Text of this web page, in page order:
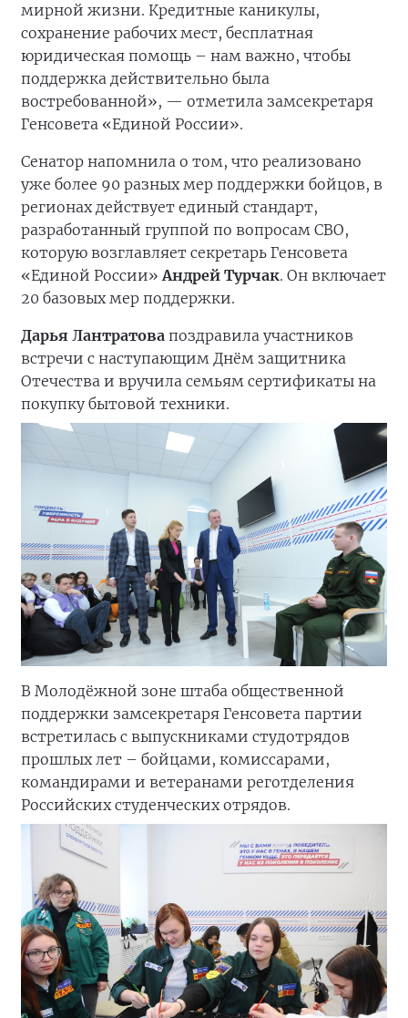
мирной жизни. Кредитные каникулы,
сохранение рабочих мест, бесплатная
юридическая помощь – нам важно, чтобы
поддержка действительно была
востребованной», — отметила замсекретаря
Генсовета «Единой России».
Сенатор напомнила о том, что реализовано
уже более 90 разных мер поддержки бойцов, в
регионах действует единый стандарт,
разработанный группой по вопросам СВО,
которую возглавляет секретарь Генсовета
«Единой России»Андрей Турчак. Он включает
20 базовых мер поддержки.
Дарья Лантратова поздравила участников
встречи с наступающим Днём защитника
Отечества и вручила семьям сертификаты на
покупку бытовой техники.
В Молодёжной зоне штаба общественной
поддержки замсекретаря Генсовета партии
встретилась с выпускниками студотрядов
прошлых лет – бойцами, комиссарами,
командирами и ветеранами реготделения
Российских студенческих отрядов.